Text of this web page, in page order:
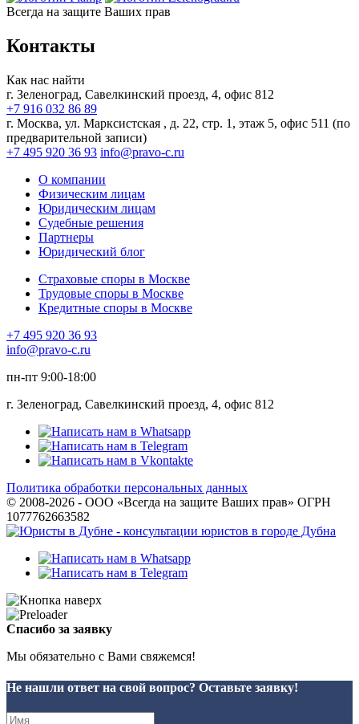
Всегда на защите Ваших прав
Контакты
Как нас найти
г. Зеленоград, Савелкинский проезд, 4, офис 812
+7 916 032 86 89
г. Москва, ул. Марксистская , д. 22, стр. 1, этаж 5, офис 511 (по
предварительной записи)
+7 495 920 36 93 info@pravo-c.ru
О компании
Физическим лицам
Юридическим лицам
Судебные решения
Партнеры
Юридический блог
Страховые споры в Москве
Трудовые споры в Москве
Кредитные споры в Москве
+7 495 920 36 93
info@pravo-c.ru
пн-пт 9:00-18:00
г. Зеленоград, Савелкинский проезд, 4, офис 812
Политика обработки персональных данных
© 2008-2026 - ООО «Всегда на защите Ваших прав» ОГРН
1077762663582
Спасибо за заявку
Мы обязательно с Вами свяжемся!
Не нашли ответ на свой вопрос? Оставьте заявку!